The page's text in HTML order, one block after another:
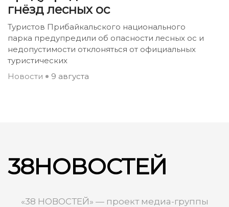
гнёзд лесных ос
Туристов Прибайкальского национального
парка предупредили об опасности лесных ос и
недопустимости отклоняться от официальных
туристических
Новости
9 августа
38НОВОСТЕЙ
«38 НОВОСТЕЙ» — проект медиа-группы